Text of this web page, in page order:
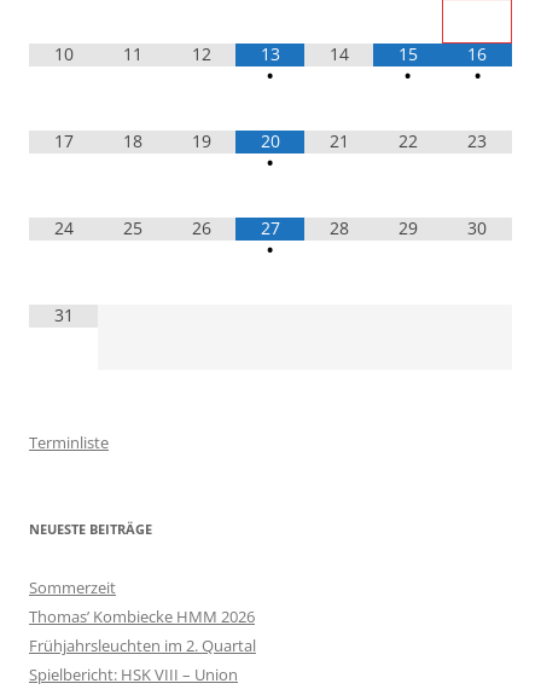
10 11 12
13
•
14
15
•
16
•
17 18 19
20
•
21 22 23
24 25 26
27
•
28 29 30
31
Terminliste
NEUESTE BEITRÄGE
Sommerzeit
Thomas’ Kombiecke HMM 2026
Frühjahrsleuchten im 2. Quartal
Spielbericht: HSK VIII – Union